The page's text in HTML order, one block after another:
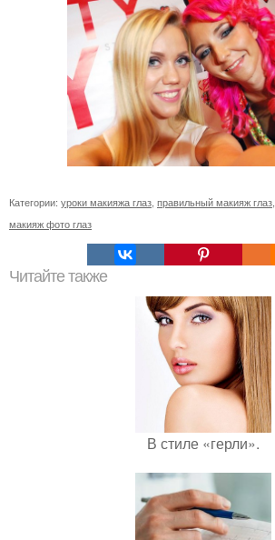
Категории: уроки макияжа глаз, правильный макияж глаз,
макияж фото глаз
Читайте также
В стиле «герли».